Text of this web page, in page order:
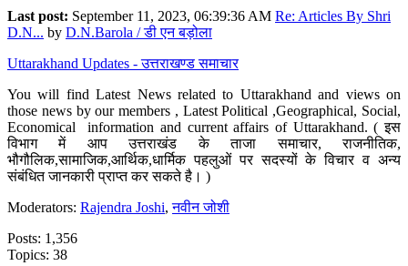
Last post: September 11, 2023, 06:39:36 AM Re: Articles By Shri
D.N... by D.N.Barola / डी एन बड़ोला
Uttarakhand Updates - उत्तराखण्ड समाचार
You will find Latest News related to Uttarakhand and views on
those news by our members , Latest Political ,Geographical, Social,
Economical information and current affairs of Uttarakhand. ( इस
विभाग में आप उत्तराखंड के ताजा समाचार, राजनीतिक,
भौगौलिक,सामाजिक,आर्थिक,धार्मिक पहलुओं पर सदस्यों के विचार व अन्य
संबंधित जानकारी प्राप्त कर सकते है। )
Moderators: Rajendra Joshi,नवीन जोशी
Posts: 1,356
Topics: 38